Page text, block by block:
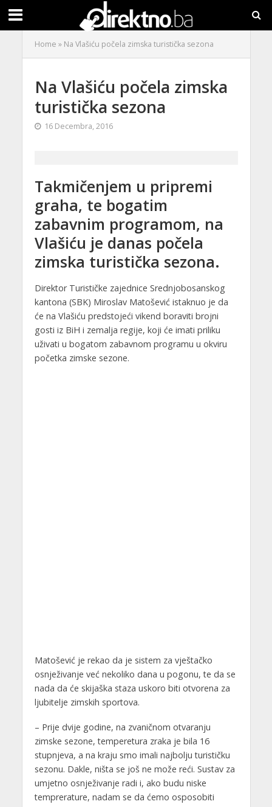
Home » Na Vlašiću počela zimska turistička sezona
Na Vlašiću počela zimska
turistička sezona
16 Decembra, 2016
Takmičenjem u pripremi
graha, te bogatim
zabavnim programom, na
Vlašiću je danas počela
zimska turistička sezona.
Direktor Turističke zajednice Srednjobosanskog
kantona (SBK) Miroslav Matošević istaknuo je da
će na Vlašiću predstojeći vikend boraviti brojni
gosti iz BiH i zemalja regije, koji će imati priliku
uživati u bogatom zabavnom programu u okviru
početka zimske sezone.
Matošević je rekao da je sistem za vještačko
osnježivanje već nekoliko dana u pogonu, te da se
nada da će skijaška staza uskoro biti otvorena za
ljubitelje zimskih sportova.
– Prije dvije godine, na zvaničnom otvaranju
zimske sezone, temperetura zraka je bila 16
stupnjeva, a na kraju smo imali najbolju turističku
sezonu. Dakle, ništa se još ne može reći. Sustav za
umjetno osnježivanje radi i, ako budu niske
temprerature, nadam se da ćemo osposobiti